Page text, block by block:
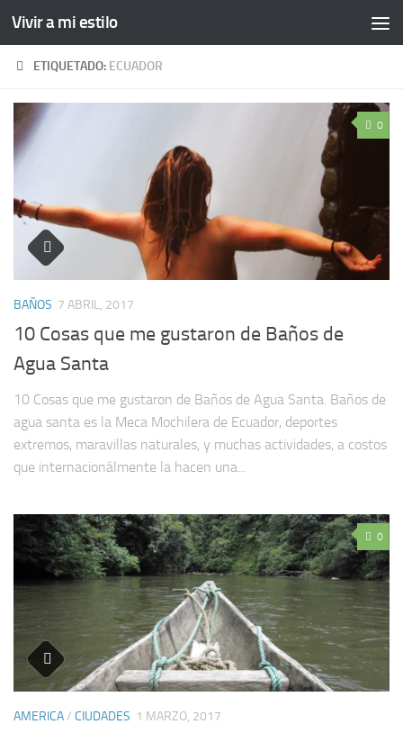
Vivir a mi estilo
ETIQUETADO: ECUADOR
0
BAÑOS 7 ABRIL, 2017
10 Cosas que me gustaron de Baños de
Agua Santa
10 Cosas que me gustaron de Baños de Agua Santa. Baños de
agua santa es la Meca Mochilera de Ecuador, deportes
extremos, maravillas naturales, y muchas actividades, a costos
que internacionálmente la hacen una...
0
AMERICA/ CIUDADES 1 MARZO, 2017